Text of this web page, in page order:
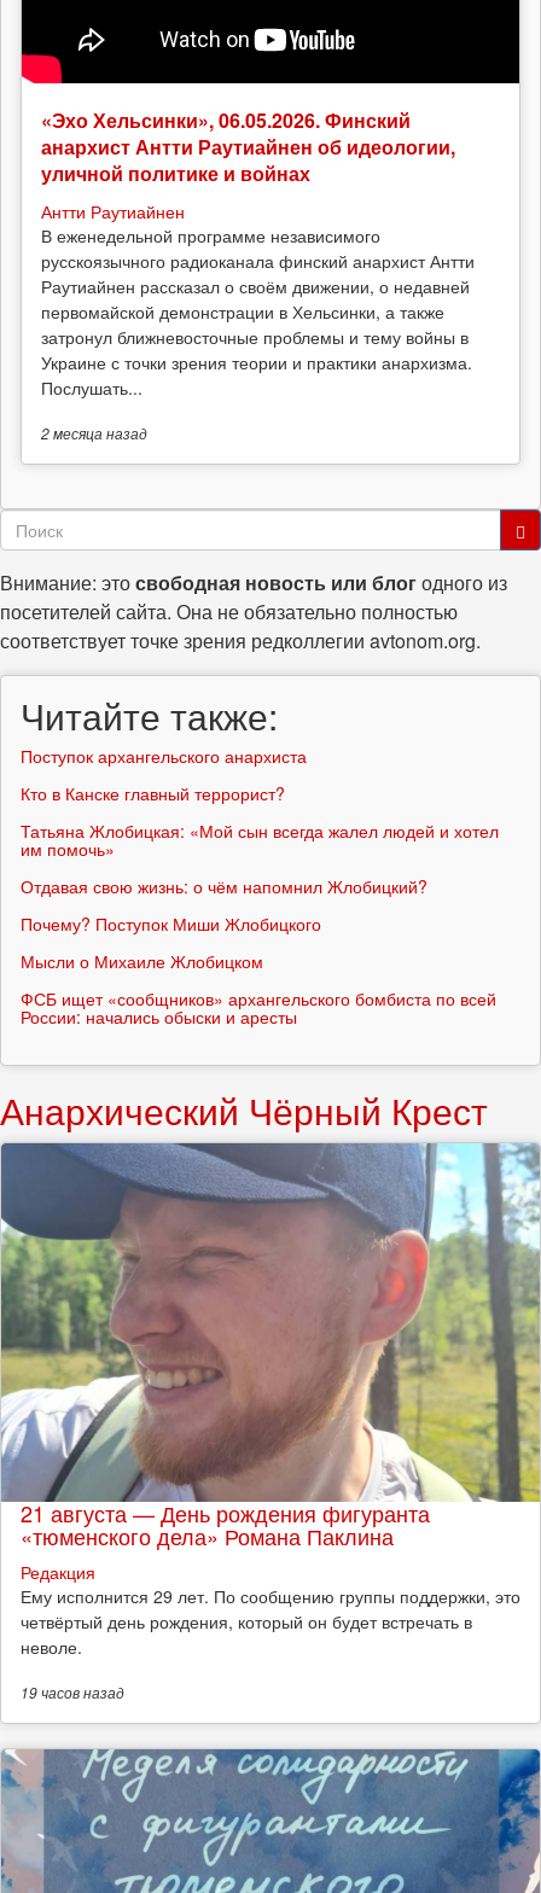
«Эхо Хельсинки», 06.05.2026. Финский
анархист Антти Раутиайнен об идеологии,
уличной политике и войнах
Антти Раутиайнен
В еженедельной программе независимого
русскоязычного радиоканала финский анархист Антти
Раутиайнен рассказал о своём движении, о недавней
первомайской демонстрации в Хельсинки, а также
затронул ближневосточные проблемы и тему войны в
Украине с точки зрения теории и практики анархизма.
Послушать...
2 месяца назад
Форма
поиска
Внимание: этосвободная новость или блогодного из
посетителей сайта. Она не обязательно полностью
соответствует точке зрения редколлегии avtonom.org.
Читайте также:
Поступок архангельского анархиста
Кто в Канске главный террорист?
Татьяна Жлобицкая: «Мой сын всегда жалел людей и хотел
им помочь»
Отдавая свою жизнь: о чём напомнил Жлобицкий?
Почему? Поступок Миши Жлобицкого
Мысли о Михаиле Жлобицком
ФСБ ищет «сообщников» архангельского бомбиста по всей
России: начались обыски и аресты
Анархический Чёрный Крест
21 августа — День рождения фигуранта
«тюменского дела» Романа Паклина
Редакция
Ему исполнится 29 лет. По сообщению группы поддержки, это
четвёртый день рождения, который он будет встречать в
неволе.
19 часовназад